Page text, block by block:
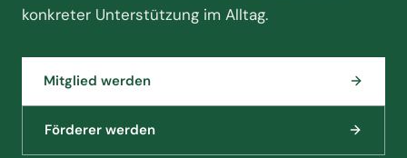
konkreter Unterstützung im Alltag.
Mitglied werden
Förderer werden